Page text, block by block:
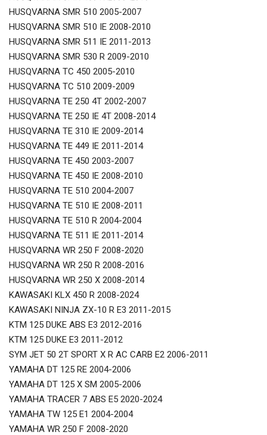
HUSQVARNA SMR 510 2005-2007
HUSQVARNA SMR 510 IE 2008-2010
HUSQVARNA SMR 511 IE 2011-2013
HUSQVARNA SMR 530 R 2009-2010
HUSQVARNA TC 450 2005-2010
HUSQVARNA TC 510 2009-2009
HUSQVARNA TE 250 4T 2002-2007
HUSQVARNA TE 250 IE 4T 2008-2014
HUSQVARNA TE 310 IE 2009-2014
HUSQVARNA TE 449 IE 2011-2014
HUSQVARNA TE 450 2003-2007
HUSQVARNA TE 450 IE 2008-2010
HUSQVARNA TE 510 2004-2007
HUSQVARNA TE 510 IE 2008-2011
HUSQVARNA TE 510 R 2004-2004
HUSQVARNA TE 511 IE 2011-2014
HUSQVARNA WR 250 F 2008-2020
HUSQVARNA WR 250 R 2008-2016
HUSQVARNA WR 250 X 2008-2014
KAWASAKI KLX 450 R 2008-2024
KAWASAKI NINJA ZX-10 R E3 2011-2015
KTM 125 DUKE ABS E3 2012-2016
KTM 125 DUKE E3 2011-2012
SYM JET 50 2T SPORT X R AC CARB E2 2006-2011
YAMAHA DT 125 RE 2004-2006
YAMAHA DT 125 X SM 2005-2006
YAMAHA TRACER 7 ABS E5 2020-2024
YAMAHA TW 125 E1 2004-2004
YAMAHA WR 250 F 2008-2020